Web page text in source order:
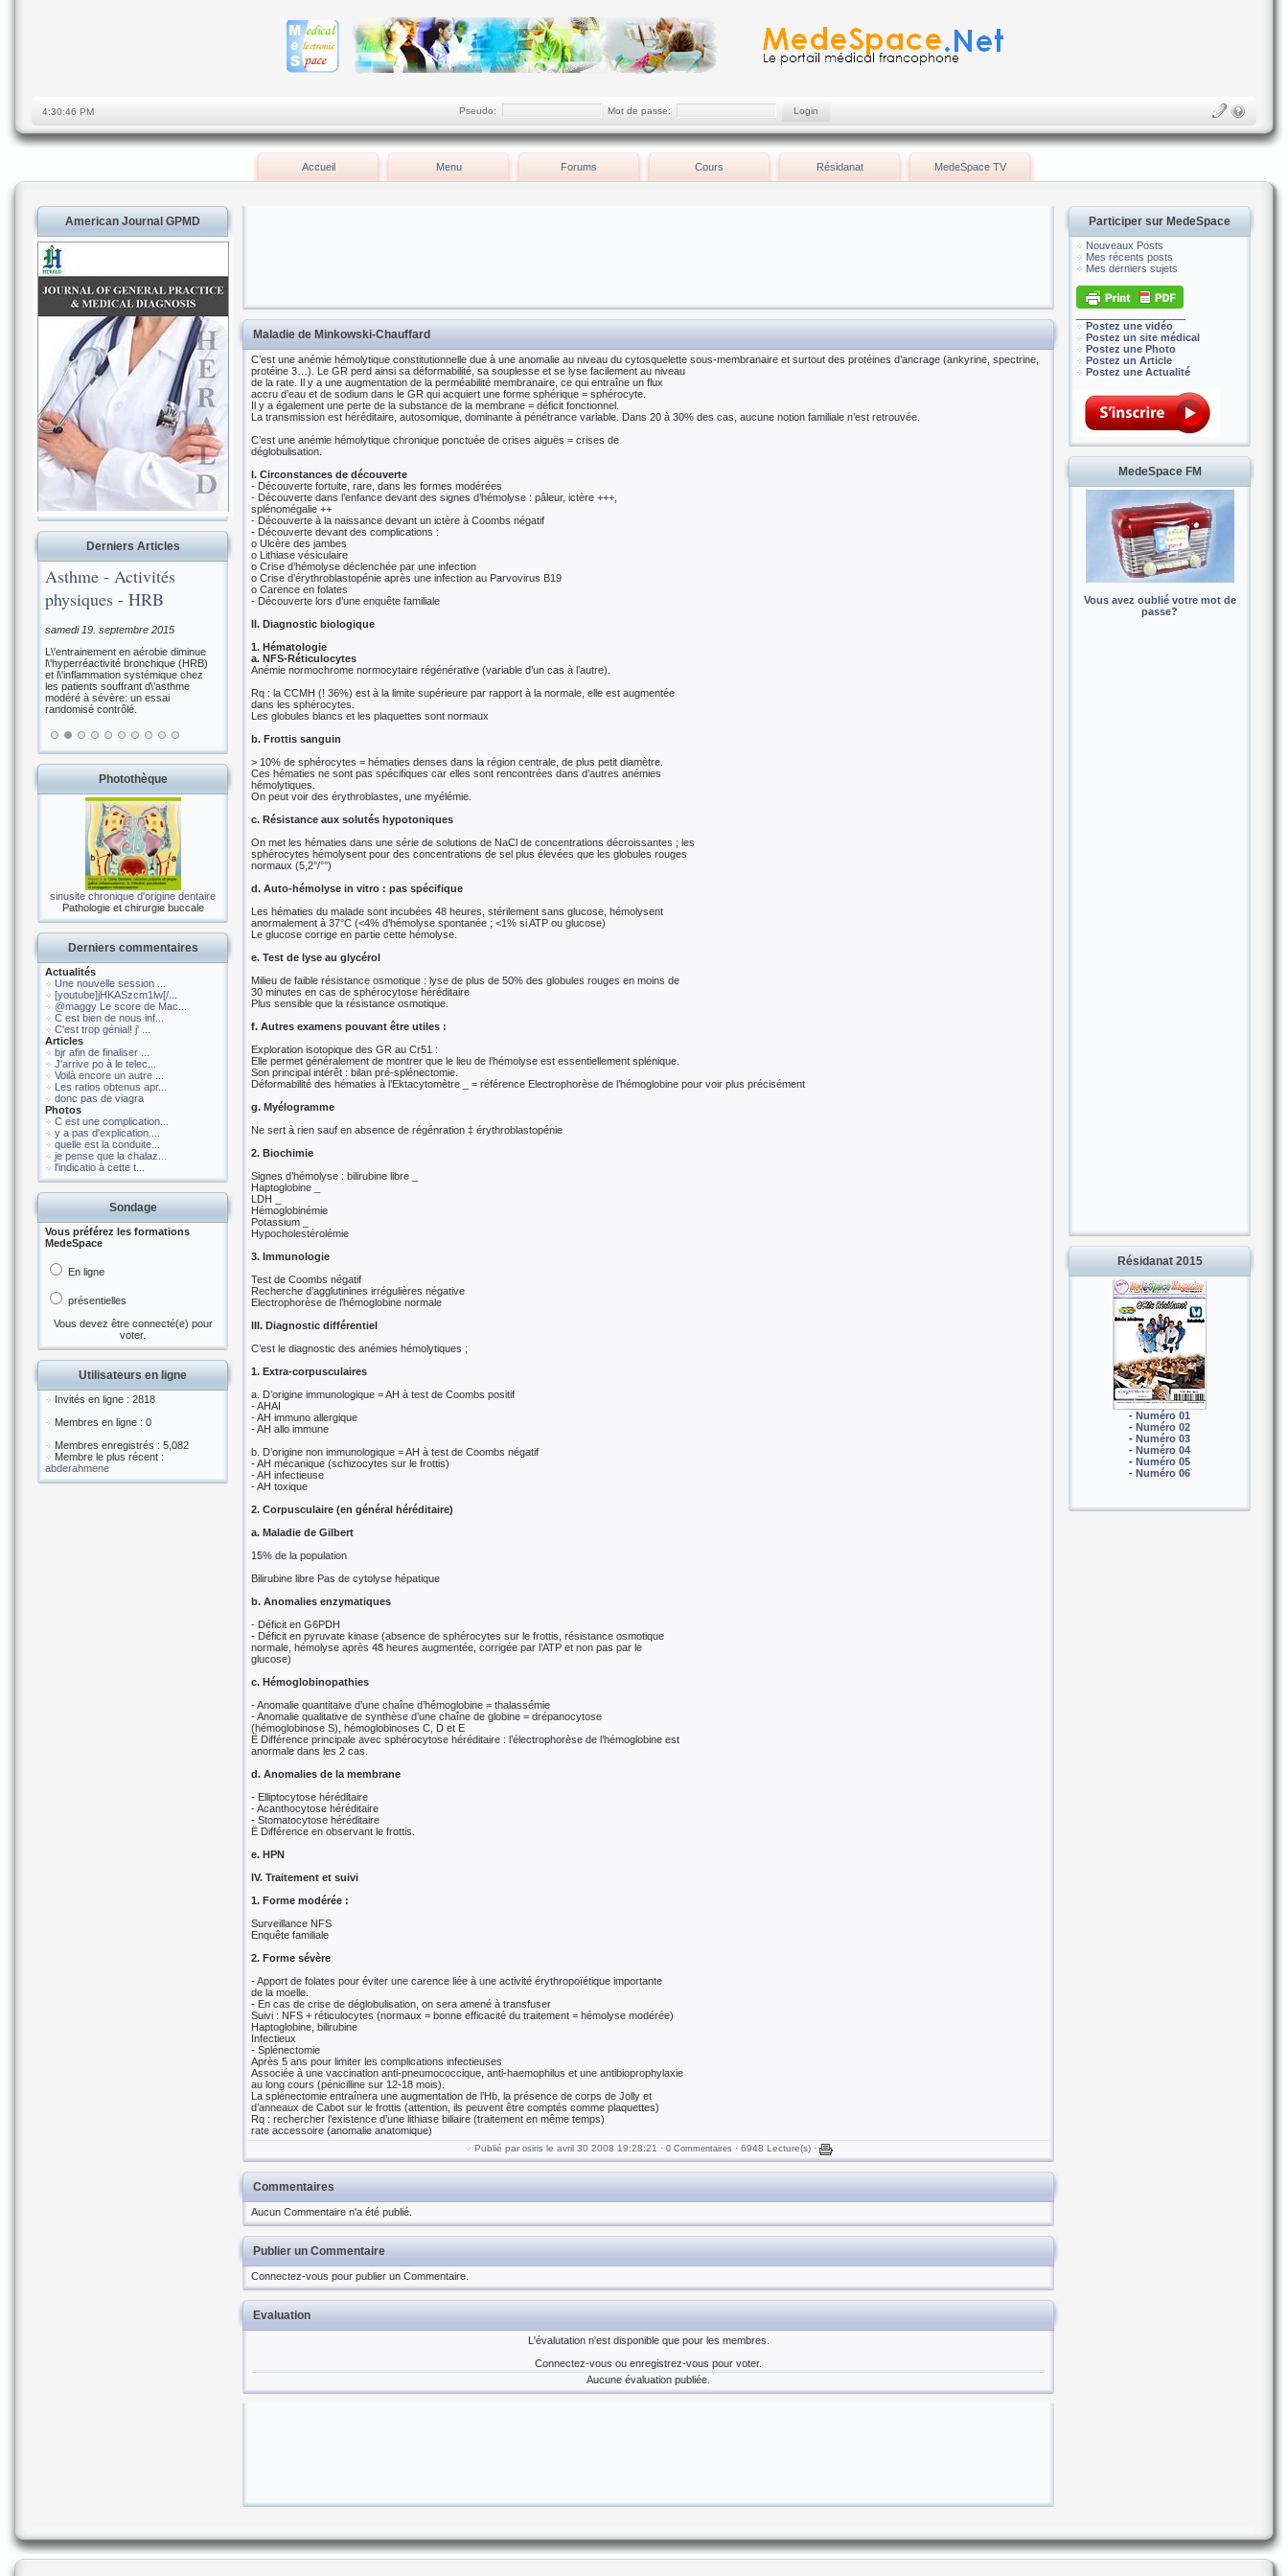
Pseudo: Mot de passe:
Accueil Menu Forums Cours Résidanat MedeSpace TV
American Journal GPMD
Derniers Articles
Asthme - Activités
physiques - HRB
samedi 19. septembre 2015
L\'entrainement en aérobie diminue
l\'hyperréactivité bronchique (HRB)
et l\'inflammation systémique chez
les patients souffrant d\'asthme
modéré à sévère: un essai
randomisé contrôlé.
Photothèque
sinusite chronique d'origine dentaire
Pathologie et chirurgie buccale
Derniers commentaires
Actualités
Une nouvelle session ...
[youtube]jHKASzcm1lw[/...
@maggy Le score de Mac...
C est bien de nous inf...
C'est trop génial! j' ...
Articles
bjr afin de finaliser ...
J'arrive po à le telec...
Voilà encore un autre ...
Les ratios obtenus apr...
donc pas de viagra
Photos
C est une complication...
y a pas d'explication....
quelle est la conduite...
je pense que la chalaz...
l'indicatio à cette t...
Sondage
Vous préférez les formations
MedeSpace
En ligne
présentielles
Vous devez être connecté(e) pour
voter.
Utilisateurs en ligne
Invités en ligne : 2818
Membres en ligne : 0
Membres enregistrés : 5,082
Membre le plus récent :
abderahmene
Maladie de Minkowski-Chauffard
C’est une anémie hémolytique constitutionnelle due à une anomalie au niveau du cytosquelette sous-membranaire et surtout des protéines d’ancrage (ankyrine, spectrine,
protéine 3…). Le GR perd ainsi sa déformabilité, sa souplesse et se lyse facilement au niveau
de la rate. Il y a une augmentation de la perméabilité membranaire, ce qui entraîne un flux
accru d’eau et de sodium dans le GR qui acquiert une forme sphérique = sphérocyte.
Il y a également une perte de la substance de la membrane = déficit fonctionnel.
La transmission est héréditaire, autosomique, dominante à pénétrance variable. Dans 20 à 30% des cas, aucune notion familiale n’est retrouvée.
C’est une anémie hémolytique chronique ponctuée de crises aiguës = crises de
déglobulisation.
I. Circonstances de découverte
- Découverte fortuite, rare, dans les formes modérées
- Découverte dans l’enfance devant des signes d’hémolyse : pâleur, ictère +++,
splénomégalie ++
- Découverte à la naissance devant un ictère à Coombs négatif
- Découverte devant des complications :
o Ulcère des jambes
o Lithiase vésiculaire
o Crise d’hémolyse déclenchée par une infection
o Crise d’érythroblastopénie après une infection au Parvovirus B19
o Carence en folates
- Découverte lors d’une enquête familiale
II. Diagnostic biologique
1. Hématologie
a. NFS-Réticulocytes
Anémie normochrome normocytaire régénérative (variable d’un cas à l’autre).
Rq : la CCMH (! 36%) est à la limite supérieure par rapport à la normale, elle est augmentée
dans les sphérocytes.
Les globules blancs et les plaquettes sont normaux
b. Frottis sanguin
> 10% de sphérocytes = hématies denses dans la région centrale, de plus petit diamètre.
Ces hématies ne sont pas spécifiques car elles sont rencontrées dans d’autres anémies
hémolytiques.
On peut voir des érythroblastes, une myélémie.
c. Résistance aux solutés hypotoniques
On met les hématies dans une série de solutions de NaCl de concentrations décroissantes ; les
sphérocytes hémolysent pour des concentrations de sel plus élevées que les globules rouges
normaux (5,2°/°°)
d. Auto-hémolyse in vitro : pas spécifique
Les hématies du malade sont incubées 48 heures, stérilement sans glucose, hémolysent
anormalement à 37°C (<4% d’hémolyse spontanée ; <1% si ATP ou glucose)
Le glucose corrige en partie cette hémolyse.
e. Test de lyse au glycérol
Milieu de faible résistance osmotique : lyse de plus de 50% des globules rouges en moins de
30 minutes en cas de sphérocytose héréditaire
Plus sensible que la résistance osmotique.
f. Autres examens pouvant être utiles :
Exploration isotopique des GR au Cr51 :
Elle permet généralement de montrer que le lieu de l’hémolyse est essentiellement splénique.
Son principal intérêt : bilan pré-splénectomie.
Déformabilité des hématies à l’Ektacytomètre _ = référence Electrophorèse de l’hémoglobine pour voir plus précisément
g. Myélogramme
Ne sert à rien sauf en absence de régénration ‡ érythroblastopénie
2. Biochimie
Signes d’hémolyse : bilirubine libre _
Haptoglobine _
LDH _
Hémoglobinémie
Potassium _
Hypocholestérolémie
3. Immunologie
Test de Coombs négatif
Recherche d’agglutinines irrégulières négative
Electrophorèse de l’hémoglobine normale
III. Diagnostic différentiel
C’est le diagnostic des anémies hémolytiques ;
1. Extra-corpusculaires
a. D’origine immunologique = AH à test de Coombs positif
- AHAI
- AH immuno allergique
- AH allo immune
b. D’origine non immunologique = AH à test de Coombs négatif
- AH mécanique (schizocytes sur le frottis)
- AH infectieuse
- AH toxique
2. Corpusculaire (en général héréditaire)
a. Maladie de Gilbert
15% de la population
Bilirubine libre Pas de cytolyse hépatique
b. Anomalies enzymatiques
- Déficit en G6PDH
- Déficit en pyruvate kinase (absence de sphérocytes sur le frottis, résistance osmotique
normale, hémolyse après 48 heures augmentée, corrigée par l’ATP et non pas par le
glucose)
c. Hémoglobinopathies
- Anomalie quantitaive d’une chaîne d’hémoglobine = thalassémie
- Anomalie qualitative de synthèse d’une chaîne de globine = drépanocytose
(hémoglobinose S), hémoglobinoses C, D et E
Ë Différence principale avec sphérocytose héréditaire : l’électrophorèse de l’hémoglobine est
anormale dans les 2 cas.
d. Anomalies de la membrane
- Elliptocytose héréditaire
- Acanthocytose héréditaire
- Stomatocytose héréditaire
Ë Différence en observant le frottis.
e. HPN
IV. Traitement et suivi
1. Forme modérée :
Surveillance NFS
Enquête familiale
2. Forme sévère
- Apport de folates pour éviter une carence liée à une activité érythropoïétique importante
de la moelle.
- En cas de crise de déglobulisation, on sera amené à transfuser
Suivi : NFS + réticulocytes (normaux = bonne efficacité du traitement = hémolyse modérée)
Haptoglobine, bilirubine
Infectieux
- Splénectomie
Après 5 ans pour limiter les complications infectieuses
Associée à une vaccination anti-pneumococcique, anti-haemophilus et une antibioprophylaxie
au long cours (pénicilline sur 12-18 mois).
La splénectomie entraînera une augmentation de l’Hb, la présence de corps de Jolly et
d’anneaux de Cabot sur le frottis (attention, ils peuvent être comptés comme plaquettes)
Rq : rechercher l’existence d’une lithiase biliaire (traitement en même temps)
rate accessoire (anomalie anatomique)
Publié par osiris le avril 30 2008 19:28:21 · 0 Commentaires · 6948 Lecture(s) ·
Commentaires
Aucun Commentaire n'a été publié.
Publier un Commentaire
Connectez-vous pour publier un Commentaire.
Evaluation
L'évalutation n'est disponible que pour les membres.
Connectez-vous ou enregistrez-vous pour voter.
Aucune évaluation publiée.
Participer sur MedeSpace
Nouveaux Posts
Mes récents posts
Mes derniers sujets
Postez une vidéo
Postez un site médical
Postez une Photo
Postez un Article
Postez une Actualité
MedeSpace FM
Vous avez oublié votre mot de
passe?
Résidanat 2015
- Numéro 01
- Numéro 02
- Numéro 03
- Numéro 04
- Numéro 05
- Numéro 06